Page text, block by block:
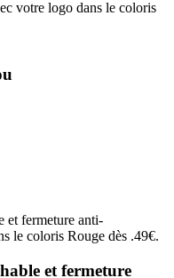
et fermeture